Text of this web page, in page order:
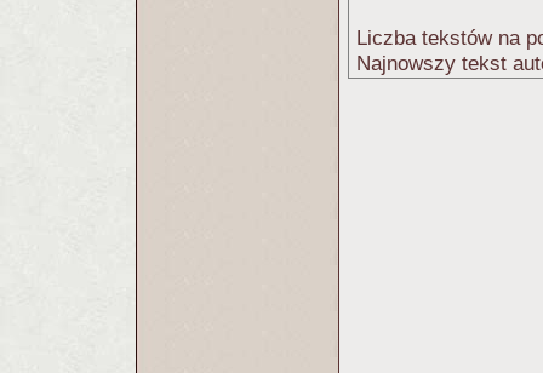
Liczba tekstów na
Najnowszy tekst